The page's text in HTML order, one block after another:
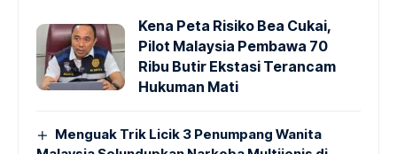
Kena Peta Risiko Bea Cukai,
Pilot Malaysia Pembawa 70
Ribu Butir Ekstasi Terancam
Hukuman Mati
Menguak Trik Licik 3 Penumpang Wanita